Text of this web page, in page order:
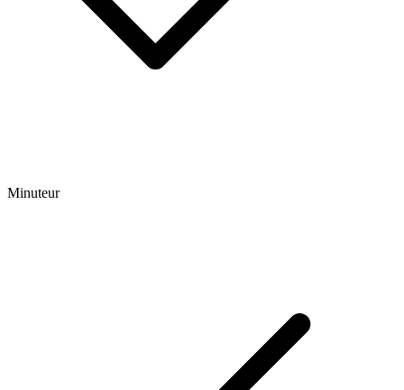
Minuteur